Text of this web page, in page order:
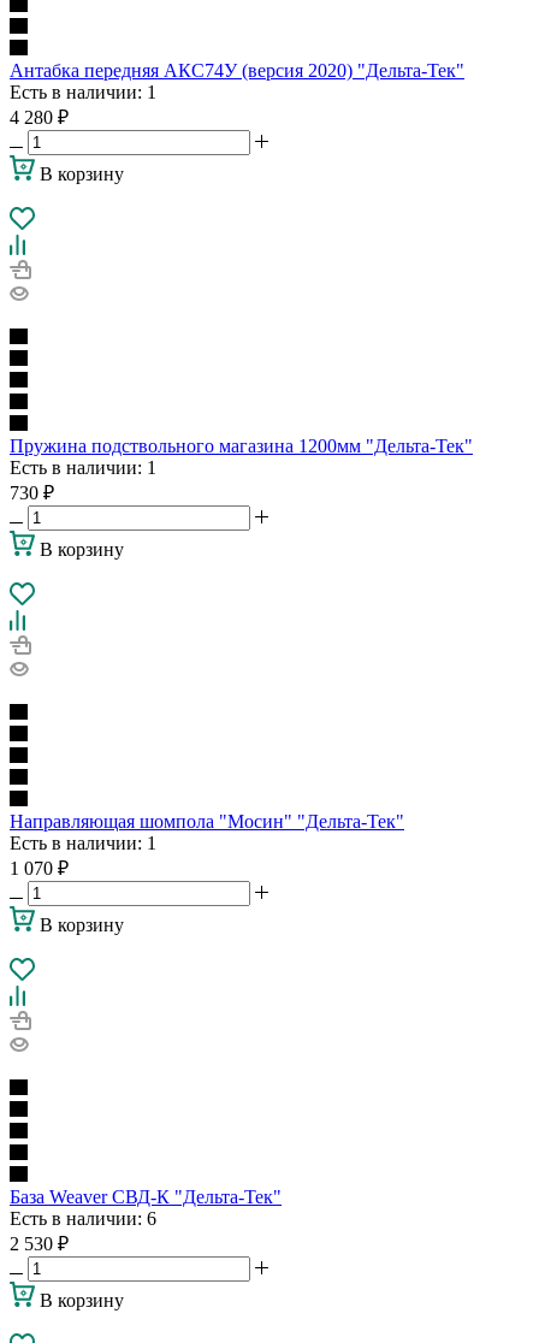
Антабка передняя АКС74У (версия 2020) "Дельта-Тек"
Есть в наличии: 1
4 280 ₽
В корзину
Пружина подствольного магазина 1200мм "Дельта-Тек"
Есть в наличии: 1
730 ₽
В корзину
Направляющая шомпола "Мосин" "Дельта-Тек"
Есть в наличии: 1
1 070 ₽
В корзину
База Weaver СВД-К "Дельта-Тек"
Есть в наличии: 6
2 530 ₽
В корзину